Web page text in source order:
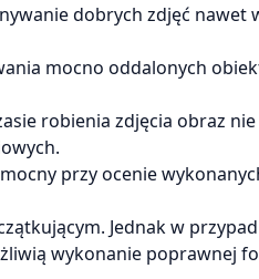
dobrych zdjęć nawet
mocno oddalonych
robienia zdjęcia obraz
przy ocenie
Jednak w
wykonanie poprawnej